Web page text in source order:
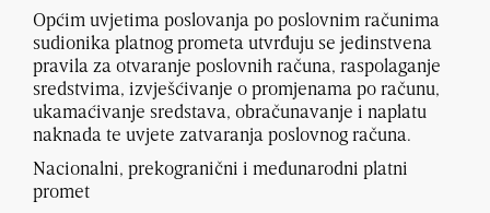
Općim uvjetima poslovanja po poslovnim računima
sudionika platnog prometa utvrđuju se jedinstvena
pravila za otvaranje poslovnih računa, raspolaganje
sredstvima, izvješćivanje o promjenama po računu,
ukamaćivanje sredstava, obračunavanje i naplatu
naknada te uvjete zatvaranja poslovnog računa.
Nacionalni, prekogranični i međunarodni platni
promet